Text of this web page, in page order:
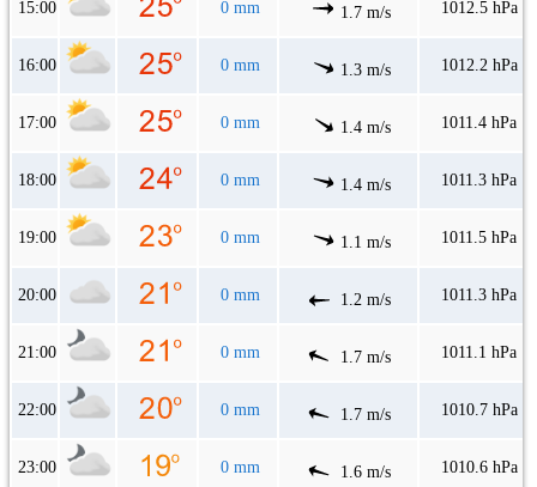
15:00 0 mm 1.7 m/s 1012.5 hPa
16:00 0 mm 1.3 m/s 1012.2 hPa
17:00 0 mm 1.4 m/s 1011.4 hPa
18:00 0 mm 1.4 m/s 1011.3 hPa
19:00 0 mm 1.1 m/s 1011.5 hPa
20:00 0 mm 1.2 m/s 1011.3 hPa
21:00 0 mm 1.7 m/s 1011.1 hPa
22:00 0 mm 1.7 m/s 1010.7 hPa
23:00 0 mm 1.6 m/s 1010.6 hPa